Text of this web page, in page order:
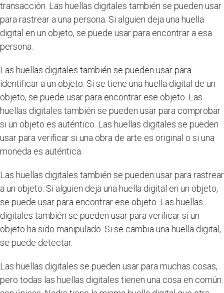
transacción. Las huellas digitales también se pueden usar
para rastrear a una persona. Si alguien deja una huella
digital en un objeto, se puede usar para encontrar a esa
persona.
Las huellas digitales también se pueden usar para
identificar a un objeto. Si se tiene una huella digital de un
objeto, se puede usar para encontrar ese objeto. Las
huellas digitales también se pueden usar para comprobar
si un objeto es auténtico. Las huellas digitales se pueden
usar para verificar si una obra de arte es original o si una
moneda es auténtica.
Las huellas digitales también se pueden usar para rastrear
a un objeto. Si alguien deja una huella digital en un objeto,
se puede usar para encontrar ese objeto. Las huellas
digitales también se pueden usar para verificar si un
objeto ha sido manipulado. Si se cambia una huella digital,
se puede detectar.
Las huellas digitales se pueden usar para muchas cosas,
pero todas las huellas digitales tienen una cosa en común: